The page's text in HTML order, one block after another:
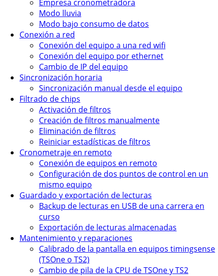
Empresa cronometradora
Modo lluvia
Modo bajo consumo de datos
Conexión a red
Conexión del equipo a una red wifi
Conexión del equipo por ethernet
Cambio de IP del equipo
Sincronización horaria
Sincronización manual desde el equipo
Filtrado de chips
Activación de filtros
Creación de filtros manualmente
Eliminación de filtros
Reiniciar estadísticas de filtros
Cronometraje en remoto
Conexión de equipos en remoto
Configuración de dos puntos de control en un
mismo equipo
Guardado y exportación de lecturas
Backup de lecturas en USB de una carrera en
curso
Exportación de lecturas almacenadas
Mantenimiento y reparaciones
Calibrado de la pantalla en equipos timingsense
(TSOne o TS2)
Cambio de pila de la CPU de TSOne y TS2